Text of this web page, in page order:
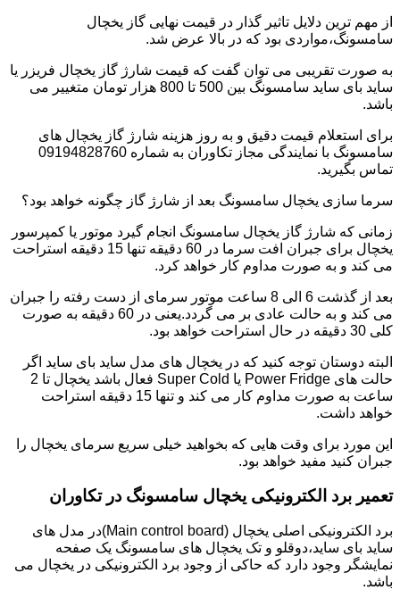
از مهم ترین دلایل تاثیر گذار در قیمت نهایی گاز یخچال
سامسونگ،مواردی بود که در بالا عرض شد.
به صورت تقریبی می توان گفت که قیمت شارژ گاز یخچال فریزر یا
ساید بای ساید سامسونگ بین 500 تا 800 هزار تومان متغییر می
باشد.
برای استعلام قیمت دقیق و به روز هزینه شارژ گاز یخچال های
سامسونگ با نمایندگی مجاز تکاوران به شماره 09194828760
تماس بگیرید.
سرما سازی یخچال سامسونگ بعد از شارژ گاز چگونه خواهد بود؟
زمانی که شارژ گاز یخچال سامسونگ انجام گیرد موتور یا کمپرسور
یخچال برای جبران افت سرما در 60 دقیقه تنها 15 دقیقه استراحت
می کند و به صورت مداوم کار خواهد کرد.
بعد از گذشت 6 الی 8 ساعت موتور سرمای از دست رفته را جبران
می کند و به حالت عادی بر می گردد.یعنی در 60 دقیقه به صورت
کلی 30 دقیقه در حال استراحت خواهد بود.
البته دوستان توجه کنید که در یخچال های مدل ساید بای ساید اگر
حالت های Power Fridge یا Super Cold فعال باشد یخچال تا 2
ساعت به صورت مداوم کار می کند و تنها 15 دقیقه استراحت
خواهد داشت.
این مورد برای وقت هایی که بخواهید خیلی سریع سرمای یخچال را
جبران کنید مفید خواهد بود.
تعمیر برد الکترونیکی یخچال سامسونگ در تکاوران
برد الکترونیکی اصلی یخچال (Main control board)در مدل های
ساید بای ساید،دوقلو و تک یخچال های سامسونگ یک صفحه
نمایشگر وجود دارد که حاکی از وجود برد الکترونیکی در یخچال می
باشد.